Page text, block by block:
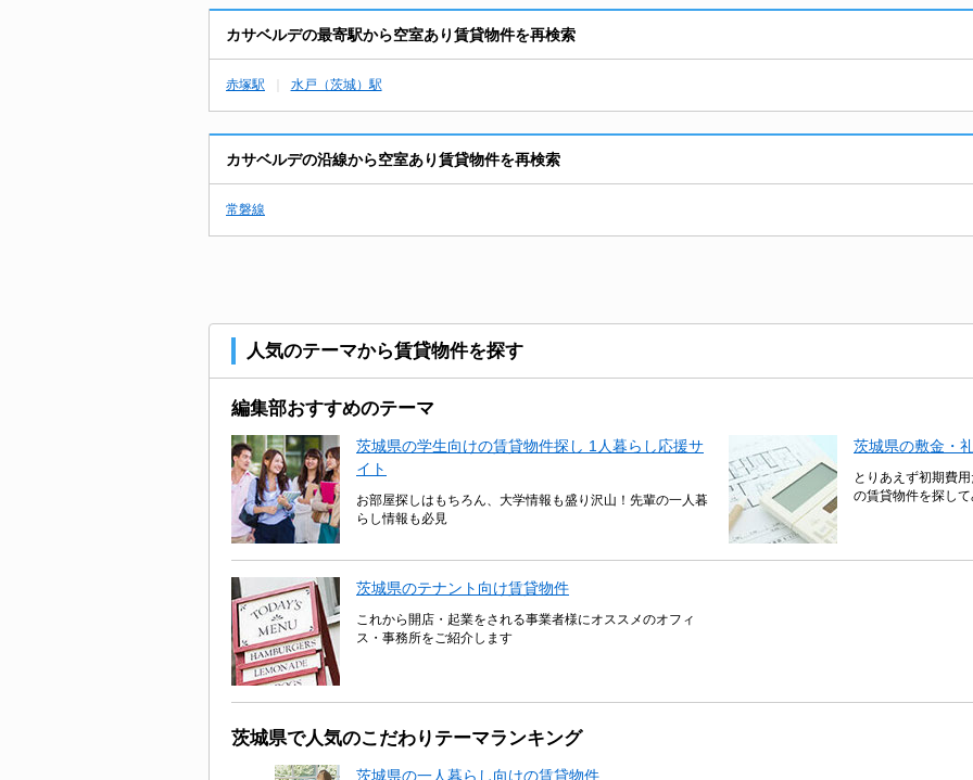
カサベルデの最寄駅から空室あり賃貸物件を再検索
赤塚駅 水戸（茨城）駅
カサベルデの沿線から空室あり賃貸物件を再検索
常磐線
人気のテーマから賃貸物件を探す
編集部おすすめのテーマ
茨城県の学生向けの賃貸物件探し 1人暮らし応援サ
イト
お部屋探しはもちろん、大学情報も盛り沢山！先輩の一人暮
らし情報も必見
茨城県の敷金・
とりあえず初期費
の賃貸物件を探して
茨城県のテナント向け賃貸物件
これから開店・起業をされる事業者様にオススメのオフィ
ス・事務所をご紹介します
茨城県で人気のこだわりテーマランキング
茨城県の一人暮らし向けの賃貸物件